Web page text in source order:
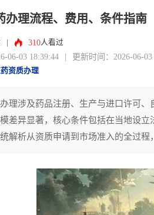
办理流程、费用、条件指南
310人看过
06-03 18:39:44 | 更新时间：2026-06-03
资质办理
理涉及药品注册、生产与进口许可
差异显著，核心条件包括在当地设
解析从资质申请到市场准入的全过程